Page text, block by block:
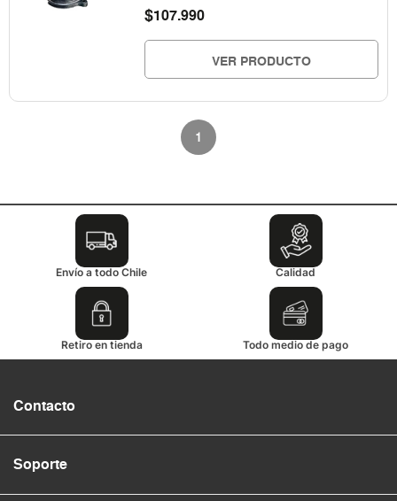
$107.990
VER PRODUCTO
1
Envío a todo Chile Calidad
Retiro en tienda Todo medio de pago
Contacto
Soporte